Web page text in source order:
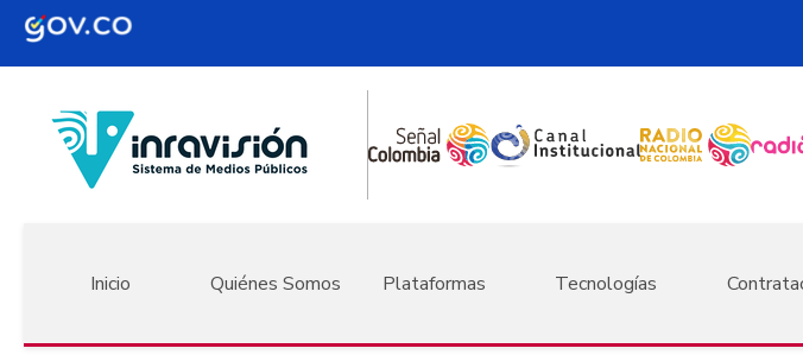
Pasar al contenido principal
Inicio Quiénes Somos Plataformas Tecnologías